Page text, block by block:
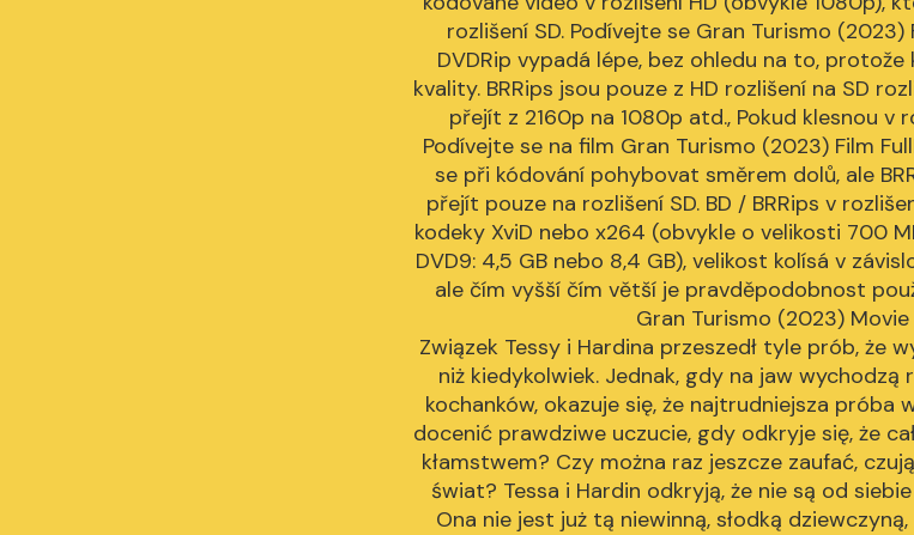
rozlišení SD. Podívejte se Gran Turismo (2023)
DVDRip vypadá lépe, bez ohledu na to,
kvality. BRRips jsou pouze z HD rozlišení na SD
přejít z 2160p na 1080p atd., Pokud klesnou v
Podívejte se na film Gran Turismo (2023) Film
se při kódování pohybovat směrem dolů, ale
přejít pouze na rozlišení SD. BD / BRRips v
kodeky XviD nebo x264 (obvykle o velikosti 700
DVD9: 4,5 GB nebo 8,4 GB), velikost kolísá v
ale čím vyšší čím větší je pravděpodobnost
Gran Turismo (2023) Movie
Związek Tessy i Hardina przeszedł tyle prób, że
niż kiedykolwiek. Jednak, gdy na jaw
kochanków, okazuje się, że najtrudniejsza próba
docenić prawdziwe uczucie, gdy odkryje się, że
kłamstwem? Czy można raz jeszcze zaufać,
świat? Tessa i Hardin odkryją, że nie są od
Ona nie jest już tą niewinną, słodką